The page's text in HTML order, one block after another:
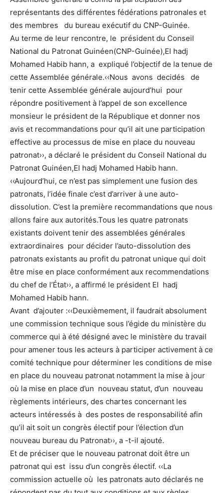
représentants des différentes fédérations patronales et
des membres du bureau exécutif du CNP-Guinée.
Au terme de leur rencontre, le président du Conseil
National du Patronat Guinéen(CNP-Guinée),El hadj
Mohamed Habib hann, a expliqué l’objectif de la tenue de
cette Assemblée générale.‹‹Nous avons decidés de
tenir cette Assemblée générale aujourd’hui pour
répondre positivement à l’appel de son excellence
monsieur le président de la République et donner nos
avis et recommandations pour qu’il ait une participation
effective au processus de mise en place du nouveau
patronat››, a déclaré le président du Conseil National du
Patronat Guinéen,El hadj Mohamed Habib hann.
‹‹Aujourd’hui, ce n’est pas simplement une fusion des
patronats, l’idée finale c’est d’arriver à une auto-
dissolution. C’est la première recommandations que nous
allons faire aux autorités.Tous les quatre patronats
existants doivent tenir des assemblées générales
extraordinaires pour décider l’auto-dissolution des
patronats existants au profit du patronat unique qui doit
être mise en place conformément aux recommendations
du chef de l’État››, a affirmé le président El hadj
Mohamed Habib hann.
Avant d’ajouter :‹‹Deuxièmement, il faudrait absolument
une commission technique sous l’égide du ministère du
commerce qui à été désigné avec le ministère du travail
pour amener tous les acteurs à participer activement à ce
comité technique pour déterminer les conditions de mise
en place du nouveau patronat notamment la mise à jour
où la mise en place d’un nouveau statut, d’un nouveau
règlements intérieurs, des chartes concernant les
acteurs intéressés à des postes de responsabilité afin
qu’il ait soit un congrès électif pour l’élection d’un
nouveau bureau du Patronat››, a -t-il ajouté.
Et de préciser que le nouveau patronat doit être un
patronat qui est issu d’un congrès électif. ‹‹La
commission actuelle où les patronats auto déclarés ne